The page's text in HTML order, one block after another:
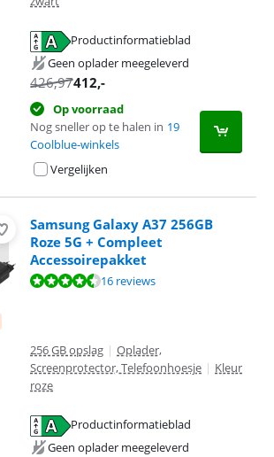
Productinformatieblad
Geen oplader meegeleverd
426,97412,-
Op voorraad
Nog sneller op te halen in 19
Coolblue-winkels
Vergelijken
Samsung Galaxy A37 256GB
Roze 5G + Compleet
Accessoirepakket
de 10, gebaseerd op 16 reviews.
16 reviews
256 GB opslag | Oplader,
Screenprotector, Telefoonhoesje | Kleur
roze
Productinformatieblad
Geen oplader meegeleverd